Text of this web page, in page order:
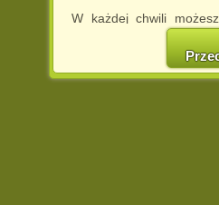
W każdej chwili
cookies w swojej
w naszej
http://chomikuj.pl/